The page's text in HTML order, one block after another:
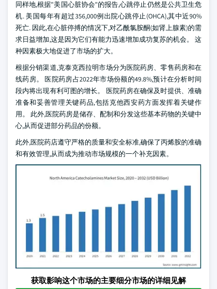
同样地,根据"美国心脏协会"的报告,心跳停止仍然是公共卫生危
机. 美国每年有超过356,000例出院心跳停止(OHCA),其中近90%
死亡. 因此,在心脏停搏的情况下,对乙酰氯胺酮(如肾上腺素)的需
求日益增加,这是因为它们有能力迅速增加成功复苏的机会。 这
种因素极大地促进了市场的扩大。
根据分销渠道,克泰克西拉明市场分为医院药房、零售药房和在
线药房。 医院药房占2022年市场份额的49.8%,预计在分析时间
段内将出现有利可图的增长。 医院药房在确保及时提供、准确
准备和妥善管理关键药品,包括克他西安药方面发挥着关键作
用。 此外,医院药房是储存、配制和分发这些基本药物的关键中
心,从而促进部分药品的份额。
此外,医院药店遵守严格的质量和安全标准,确保了丙烯胺的准确
和有效管理,从而成为推动市场规模的一个补充因素。
获取影响这个市场的主要细分市场的详细见解